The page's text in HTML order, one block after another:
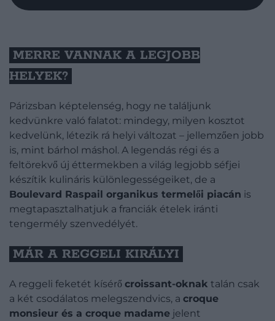
MERRE VANNAK A LEGJOBB
HELYEK?
Párizsban képtelenség, hogy ne találjunk
kedvünkre való falatot: mindegy, milyen kosztot
kedvelünk, létezik rá helyi változat – jellemzően jobb
is, mint bárhol máshol. A legendás régi és a
feltörekvő új éttermekben a világ legjobb séfjei
készítik kulináris különlegességeiket, de a
Boulevard Raspail organikus termelői piacán is
megtapasztalhatjuk a franciák ételek iránti
tengermély szenvedélyét.
MÁR A REGGELI KIRÁLYI
A reggeli feketét kísérő croissant-oknak talán csak
a két csodálatos melegszendvics, a croque
monsieur és a croque madame jelent